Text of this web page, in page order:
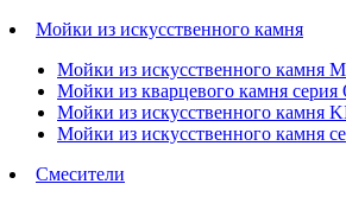
Мойки из искусственного камня
Мойки из искусственного камня
Мойки из кварцевого камня
Мойки из искусственного камня
Мойки из искусственного камня
Смесители